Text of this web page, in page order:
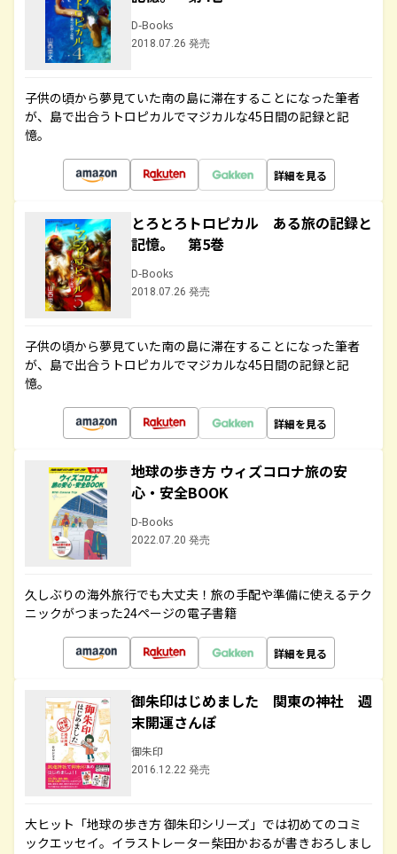
D-Books
2018.07.26 発売
子供の頃から夢見ていた南の島に滞在することになった筆者
が、島で出合うトロピカルでマジカルな45日間の記録と記
憶。
詳細を見る
とろとろトロピカル ある旅の記録と
記憶。 第5巻
D-Books
2018.07.26 発売
子供の頃から夢見ていた南の島に滞在することになった筆者
が、島で出合うトロピカルでマジカルな45日間の記録と記
憶。
詳細を見る
地球の歩き方 ウィズコロナ旅の安
心・安全BOOK
D-Books
2022.07.20 発売
久しぶりの海外旅行でも大丈夫！旅の手配や準備に使えるテク
ニックがつまった24ページの電子書籍
詳細を見る
御朱印はじめました 関東の神社 週
末開運さんぽ
御朱印
2016.12.22 発売
大ヒット「地球の歩き方 御朱印シリーズ」では初めてのコミ
ックエッセイ。イラストレーター柴田かおるが書きおろしまし